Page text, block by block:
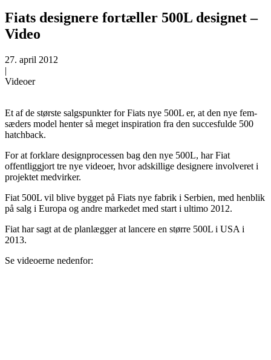
Fiats designere fortæller 500L designet –
Video
27. april 2012
|
Videoer
Et af de største salgspunkter for Fiats nye 500L er, at den nye fem-
sæders model henter så meget inspiration fra den succesfulde 500
hatchback.
For at forklare designprocessen bag den nye 500L, har Fiat
offentliggjort tre nye videoer, hvor adskillige designere involveret i
projektet medvirker.
Fiat 500L vil blive bygget på Fiats nye fabrik i Serbien, med henblik
på salg i Europa og andre markedet med start i ultimo 2012.
Fiat har sagt at de planlægger at lancere en større 500L i USA i
2013.
Se videoerne nedenfor: